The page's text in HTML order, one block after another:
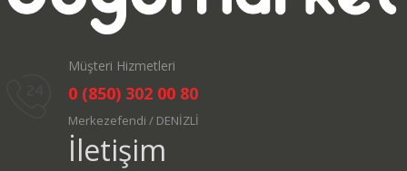
Müşteri Hizmetleri
0 (850) 302 00 80
Merkezefendi / DENİZLİ
İletişim